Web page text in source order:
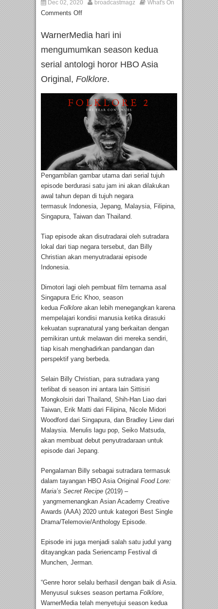
Dec 02, 2020 broadcastmagz What's On
Comments Off
WarnerMedia hari ini
mengumumkan season kedua
serial antologi horor HBO Asia
Original, Folklore.
Pengambilan gambar utama dari serial tujuh
episode berdurasi satu jam ini akan dilakukan
awal tahun depan di tujuh negara
termasuk Indonesia, Jepang, Malaysia, Filipina,
Singapura, Taiwan dan Thailand.
Tiap episode akan disutradarai oleh sutradara
lokal dari tiap negara tersebut, dan Billy
Christian akan menyutradarai episode
Indonesia.
Dimotori lagi oleh pembuat film ternama asal
Singapura Eric Khoo, season
kedua Folklore akan lebih menegangkan karena
mempelajari kondisi manusia ketika dirasuki
kekuatan supranatural yang berkaitan dengan
pemikiran untuk melawan diri mereka sendiri,
tiap kisah menghadirkan pandangan dan
perspektif yang berbeda.
Selain Billy Christian, para sutradara yang
terlibat di season ini antara lain Sittisiri
Mongkolsiri dari Thailand, Shih-Han Liao dari
Taiwan, Erik Matti dari Filipina, Nicole Midori
Woodford dari Singapura, dan Bradley Liew dari
Malaysia. Menulis lagu pop, Seiko Matsuda,
akan membuat debut penyutradaraan untuk
episode dari Jepang.
Pengalaman Billy sebagai sutradara termasuk
dalam tayangan HBO Asia Original Food Lore:
Maria’s Secret Recipe (2019) –
yangmemenangkan Asian Academy Creative
Awards (AAA) 2020 untuk kategori Best Single
Drama/Telemovie/Anthology Episode.
Episode ini juga menjadi salah satu judul yang
ditayangkan pada Seriencamp Festival di
Munchen, Jerman.
“Genre horor selalu berhasil dengan baik di Asia.
Menyusul sukses season pertama Folklore
WarnerMedia telah menyetujui season kedua